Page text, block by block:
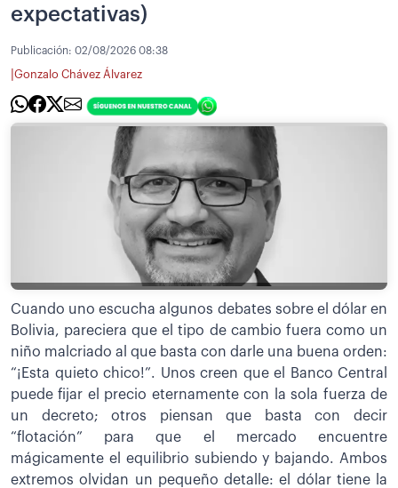
expectativas)
Publicación: 02/08/2026 08:38
Gonzalo Chávez Álvarez
Cuando uno escucha algunos debates sobre el dólar en
Bolivia, pareciera que el tipo de cambio fuera como un
niño malcriado al que basta con darle una buena orden:
“¡Esta quieto chico!”. Unos creen que el Banco Central
puede fijar el precio eternamente con la sola fuerza de
un decreto; otros piensan que basta con decir
“flotación” para que el mercado encuentre
mágicamente el equilibrio subiendo y bajando. Ambos
extremos olvidan un pequeño detalle: el dólar tiene la